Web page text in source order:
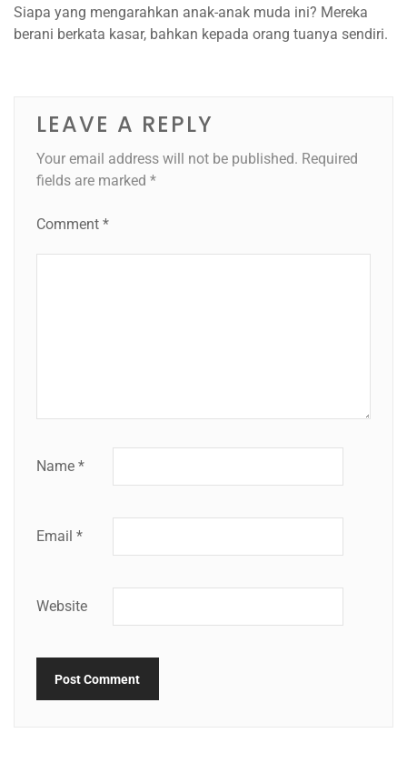
Siapa yang mengarahkan anak-anak muda ini? Mereka
berani berkata kasar, bahkan kepada orang tuanya sendiri.
LEAVE A REPLY
Your email address will not be published. Required
fields are marked *
Comment *
Name *
Email *
Website